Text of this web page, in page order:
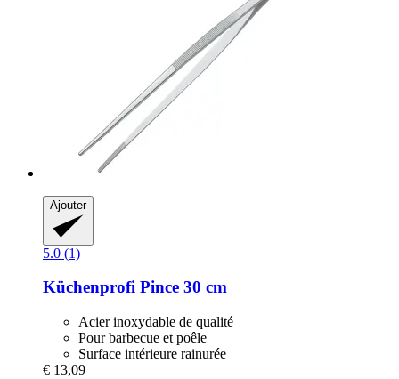
Ajouter
5.0 (1)
Küchenprofi Pince 30 cm
Acier inoxydable de qualité
Pour barbecue et poêle
Surface intérieure rainurée
€ 13,09